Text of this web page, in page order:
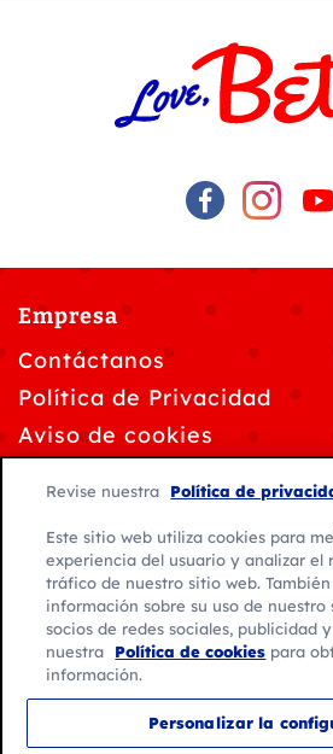
Empresa
Contáctanos
Política de Privacidad
Aviso de cookies
Solicitudes de privacidad
Condiciones de uso
© 2026 General Mills. Todos los
Revise nuestra Política de
Este sitio web utiliza cookies para
experiencia del usuario y analizar el
tráfico de nuestro sitio web.
información sobre su uso de nuestro
socios de redes sociales, publicidad
nuestra
Política de cookies para
información.
Personalizar la